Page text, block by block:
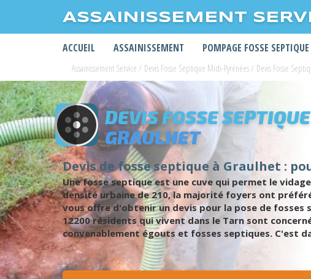
ASSAINISSEMENT
ACCUEIL ASSAINISSEMENT POMPAGE FOSSE SEPTIQUE
Assainissement Service / Devis Fosse Septique Midi-Pyrénées/ Devis Fosse
DEVIS FOSSE
GRAULHET
Devis de fosse septique à Graulhet :
Une fosse septique est une cuve qui permet le
densité urbaine de 210, la majorité foyers ont
vous offre d'obtenir un devis pour la pose de fosses
12200 résidents qui vivent dans le Tarn sont
convenablement égouts et fosses septiques. C'est